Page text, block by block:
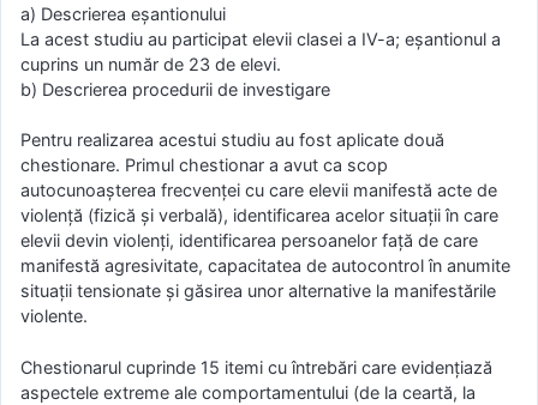
a) Descrierea eșantionului
La acest studiu au participat elevii clasei a IV-a; eșantionul a
cuprins un număr de 23 de elevi.
b) Descrierea procedurii de investigare
Pentru realizarea acestui studiu au fost aplicate două
chestionare. Primul chestionar a avut ca scop
autocunoașterea frecvenței cu care elevii manifestă acte de
violență (fizică și verbală), identificarea acelor situații în care
elevii devin violenți, identificarea persoanelor față de care
manifestă agresivitate, capacitatea de autocontrol în anumite
situații tensionate și găsirea unor alternative la manifestările
violente.
Chestionarul cuprinde 15 itemi cu întrebări care evidențiază
aspectele extreme ale comportamentului (de la ceartă, la